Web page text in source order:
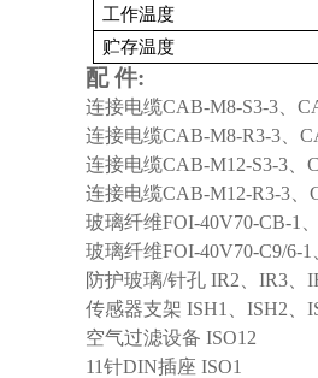
工作温度
贮存温度
配 件:
连接电缆CAB-M8-S3-3、
连接电缆CAB-M8-R3-3、
连接电缆CAB-M12-S3-3、
连接电缆CAB-M12-R3-3、
玻璃纤维FOI-40V70-CB-1
玻璃纤维FOI-40V70-C9/6-
防护玻璃/针孔 IR2、IR3、
传感器支架 ISH1、ISH2、
空气过滤设备 ISO12
11针DIN插座 ISO1